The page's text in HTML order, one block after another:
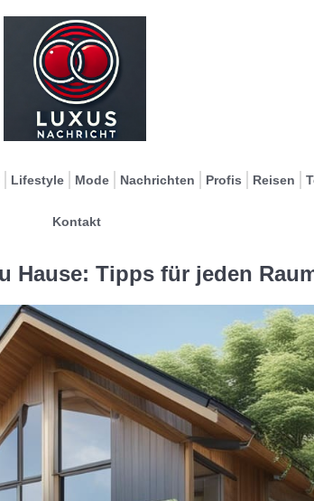
Lifestyle Mode Nachrichten Profis Reisen
Kontakt
Hause: Tipps für jeden